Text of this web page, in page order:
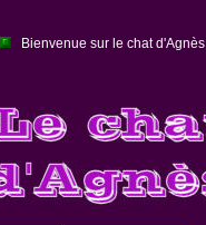
Bienvenue sur le chat d'Agnès